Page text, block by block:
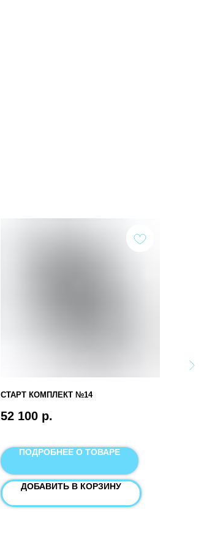
СТАРТ КОМПЛЕКТ №14
52 100 р.
ПОДРОБНЕЕ О ТОВАРЕ
ДОБАВИТЬ В КОРЗИНУ